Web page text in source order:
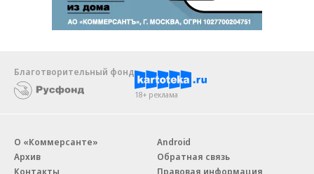
Благотворительный фонд
18+ реклама
О «Коммерсанте»
Архив
Контакты
Android
Обратная связь
Правовая информация